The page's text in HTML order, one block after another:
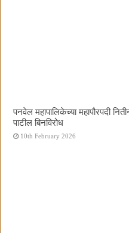
पनवेल महापालिकेच्या महापौरपदी
पाटील बिनविरोध
10th February 2026